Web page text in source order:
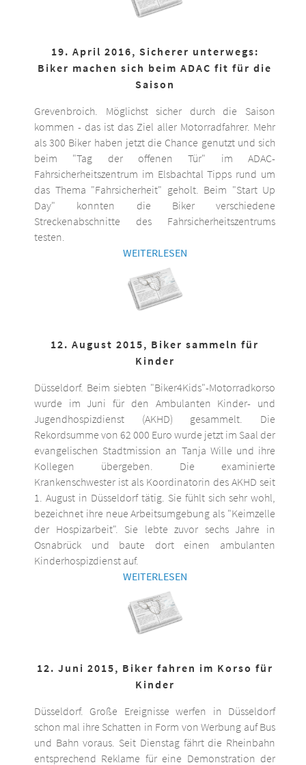
19. April 2016, Sicherer unterwegs:
Biker machen sich beim ADAC fit für die
Saison
Grevenbroich. Möglichst sicher durch die Saison
kommen - das ist das Ziel aller Motorradfahrer. Mehr
als 300 Biker haben jetzt die Chance genutzt und sich
beim "Tag der offenen Tür" im ADAC-
Fahrsicherheitszentrum im Elsbachtal Tipps rund um
das Thema "Fahrsicherheit" geholt. Beim "Start Up
Day" konnten die Biker verschiedene
Streckenabschnitte des Fahrsicherheitszentrums
testen.
WEITERLESEN
12. August 2015, Biker sammeln für
Kinder
Düsseldorf. Beim siebten "Biker4Kids"-Motorradkorso
wurde im Juni für den Ambulanten Kinder- und
Jugendhospizdienst (AKHD) gesammelt. Die
Rekordsumme von 62 000 Euro wurde jetzt im Saal der
evangelischen Stadtmission an Tanja Wille und ihre
Kollegen übergeben. Die examinierte
Krankenschwester ist als Koordinatorin des AKHD seit
1. August in Düsseldorf tätig. Sie fühlt sich sehr wohl,
bezeichnet ihre neue Arbeitsumgebung als "Keimzelle
der Hospizarbeit". Sie lebte zuvor sechs Jahre in
Osnabrück und baute dort einen ambulanten
Kinderhospizdienst auf.
WEITERLESEN
12. Juni 2015, Biker fahren im Korso für
Kinder
Düsseldorf. Große Ereignisse werfen in Düsseldorf
schon mal ihre Schatten in Form von Werbung auf Bus
und Bahn voraus. Seit Dienstag fährt die Rheinbahn
entsprechend Reklame für eine Demonstration der